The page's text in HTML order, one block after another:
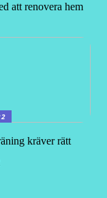
att renovera hem
kräver rätt